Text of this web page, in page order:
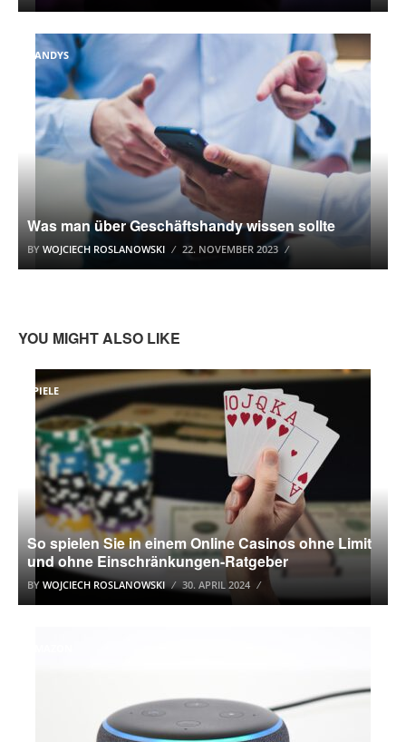
HANDYS
Was man über Geschäftshandy wissen sollte
BY WOJCIECH ROSLANOWSKI 22. NOVEMBER 2023
YOU MIGHT ALSO LIKE
SPIELE
So spielen Sie in einem Online Casinos ohne Limit
und ohne Einschränkungen-Ratgeber
BY WOJCIECH ROSLANOWSKI 30. APRIL 2024